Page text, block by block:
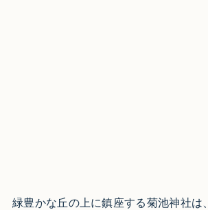
緑豊かな丘の上に鎮座する菊池神社は、